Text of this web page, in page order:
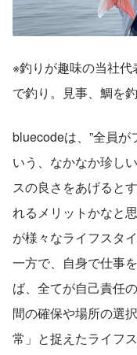
※釣りが趣味の当社
で釣り。見事、鯛を
bluecodeは、”全員が
いう、なかなか珍し
スの良さをあげると
れるメリットかなと
が様々なライフスタ
一方で、自身で仕事
ば、全てが自己責任
間の確保や場所の選
常」と捉えたライフ